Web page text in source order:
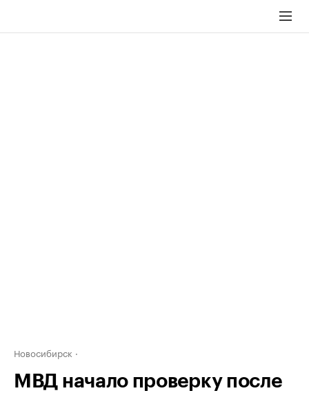
Новосибирск
МВД начало проверку после